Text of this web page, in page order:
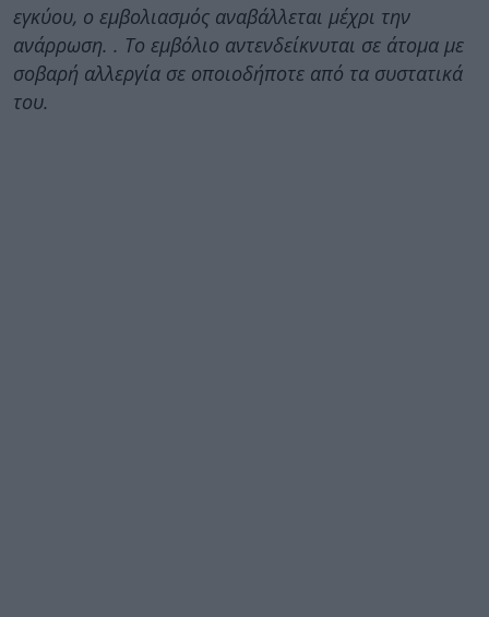
εγκύου, ο εμβολιασμός αναβάλλεται μέχρι την
ανάρρωση. . Το εμβόλιο αντενδείκνυται σε άτομα με
σοβαρή αλλεργία σε οποιοδήποτε από τα συστατικά
του.